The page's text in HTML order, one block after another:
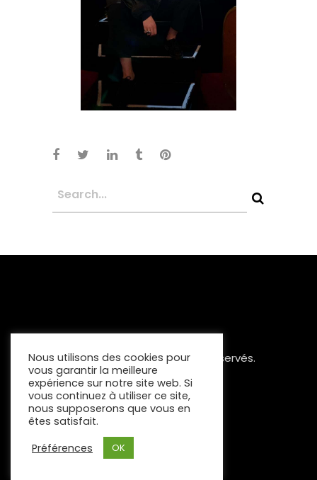
Copyright 2023 Tous Droits Réservés.
Mentions Légales
Nous utilisons des cookies pour
vous garantir la meilleure
expérience sur notre site web. Si
vous continuez à utiliser ce site,
nous supposerons que vous en
êtes satisfait.
Préférences
OK